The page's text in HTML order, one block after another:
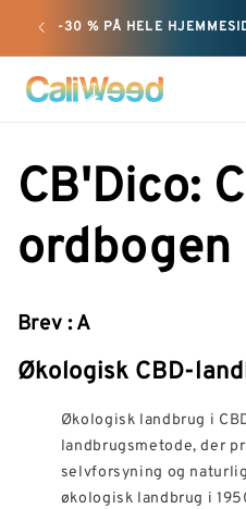
og gå
videre til
indholdet
-30 % PÅ HELE
CB'Dico:
ordbogen
Brev : A
Økologisk CBD-
Økologisk landbrug i
landbrugsmetode, der
selvforsyning og
økologisk landbrug i